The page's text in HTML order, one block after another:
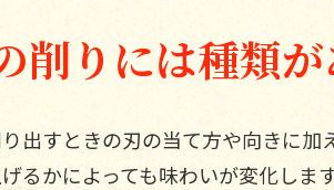
職人の技が引き出す
削り器を使ってか
削りには種類
出すときの刃の当て方や向きに加え
るかによっても味わいが変化します